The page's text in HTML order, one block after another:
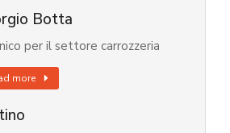
Botta
per il settore carrozzeria
more